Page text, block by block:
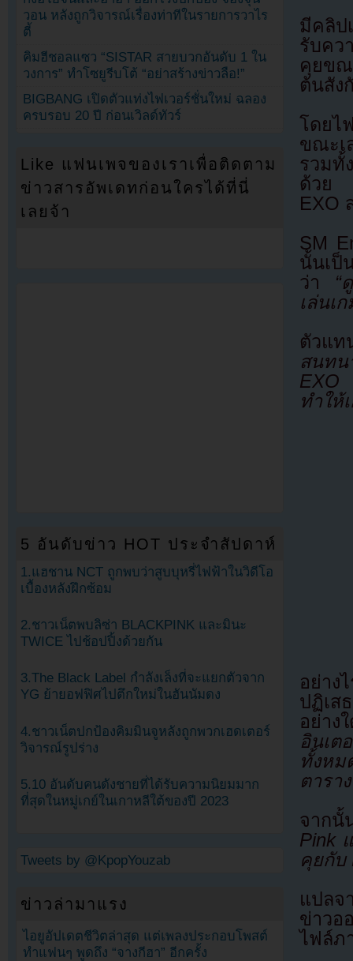
มีคลิป
รับคว
คุยขณ
ต้นสัง
โดยไ
ขณะเ
รวมทั้
ด้วย
EXO
SM
นั้นเป็
ว่า “
เล่นเ
ตัวแ
สนท
EXO
ทำให้
อย่าง
ปฏิเส
อย่า
อินเ
ทั้งหม
ตารา
จาก
Pink
คุยกับ
แปลจ
ข่าว
ไฟล์ภ
วอน หลังถูกวิจารณ์เรื่องท่าทีในรายการวาไร
ตี้
คิมฮีชอลแซว “SISTAR สายบวกอันดับ 1 ใน
วงการ” ทำโซยูรีบโต้ “อย่าสร้างข่าวลือ!”
BIGBANG เปิดตัวแท่งไฟเวอร์ชั่นใหม่ ฉลอง
ครบรอบ 20 ปี ก่อนเวิลด์ทัวร์
Like แฟนเพจของเราเพื่อติดตาม
ข่าวสารอัพเดทก่อนใครได้ที่นี่
เลยจ้า
5 อันดับข่าว HOT ประจำสัปดาห์
1.แฮชาน NCT ถูกพบว่าสูบบุหรี่ไฟฟ้าในวิดีโอ
เบื้องหลังฝึกซ้อม
2.ชาวเน็ตพบลิซ่า BLACKPINK และมินะ
TWICE ไปช้อปปิ้งด้วยกัน
3.The Black Label กำลังเล็งที่จะแยกตัวจาก
YG ย้ายอฟฟิศไปตึกใหม่ในฮันนัมดง
4.ชาวเน็ตปกป้องคิมมินจูหลังถูกพวกเฮดเตอร์
วิจารณ์รูปร่าง
5.10 อันดับคนดังชายที่ได้รับความนิยมมาก
ที่สุดในหมู่เกย์ในเกาหลีใต้ของปี 2023
Tweets by @KpopYouzab
ข่าวล่ามาแรง
ไอยูอัปเดตชีวิตล่าสุด แต่เพลงประกอบโพสต์
ทำแฟนๆ พูดถึง “จางกีฮา” อีกครั้ง